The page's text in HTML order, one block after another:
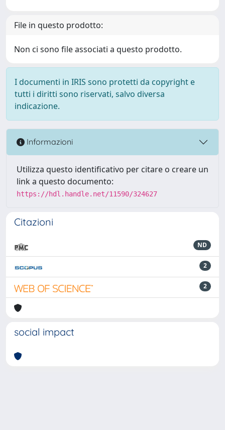
File in questo prodotto:
Non ci sono file associati a questo prodotto.
I documenti in IRIS sono protetti da copyright e
tutti i diritti sono riservati, salvo diversa
indicazione.
Informazioni
Utilizza questo identificativo per citare o creare un
link a questo documento:
https://hdl.handle.net/11590/324627
Citazioni
ND
2
2
social impact